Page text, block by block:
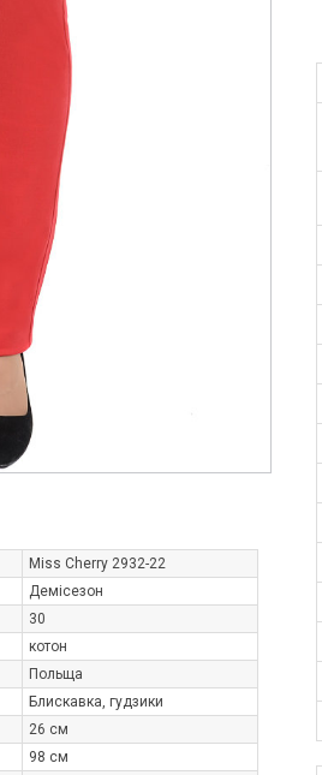
Miss Cherry 2932-22
Демісезон
30
котон
Польща
Блискавка, гудзики
26 см
98 см